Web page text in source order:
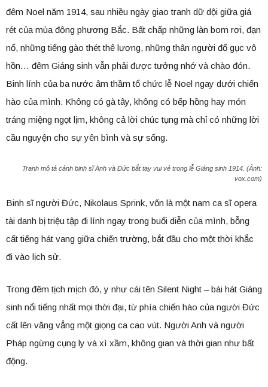
đêm Noel năm 1914, sau nhiều ngày giao tranh dữ dội giữa giá
rét của mùa đông phương Bắc. Bất chấp những làn bom rơi, đạn
nổ, những tiếng gào thét thê lương, những thân người đổ gục vô
hồn… đêm Giáng sinh vẫn phải được tưởng nhớ và chào đón.
Binh lính của ba nước âm thầm tổ chức lễ Noel ngay dưới chiến
hào của mình. Không có gà tây, không có bếp hồng hay món
tráng miệng ngọt lịm, không cả lời chúc tụng mà chỉ có những lời
cầu nguyện cho sự yên bình và sự sống.
Tranh mô tả cảnh binh sĩ Anh và Đức bắt tay vui vẻ trong lễ Giáng sinh 1914. (Ảnh:
vox.com)
Binh sĩ người Đức, Nikolaus Sprink, vốn là một nam ca sĩ opera
tài danh bị triệu tập đi lính ngay trong buổi diễn của mình, bỗng
cất tiếng hát vang giữa chiến trường, bắt đầu cho một thời khắc
đi vào lịch sử.
Trong đêm tịch mịch đó, y như cái tên Silent Night – bài hát Giáng
sinh nổi tiếng nhất mọi thời đại, từ phía chiến hào của người Đức
cất lên văng vẳng một giọng ca cao vút. Người Anh và người
Pháp ngừng cụng ly và xì xầm, không gian và thời gian như bất
động.